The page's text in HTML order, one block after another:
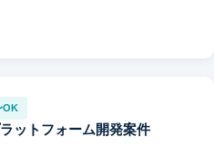
OK
ットフォーム開発案件